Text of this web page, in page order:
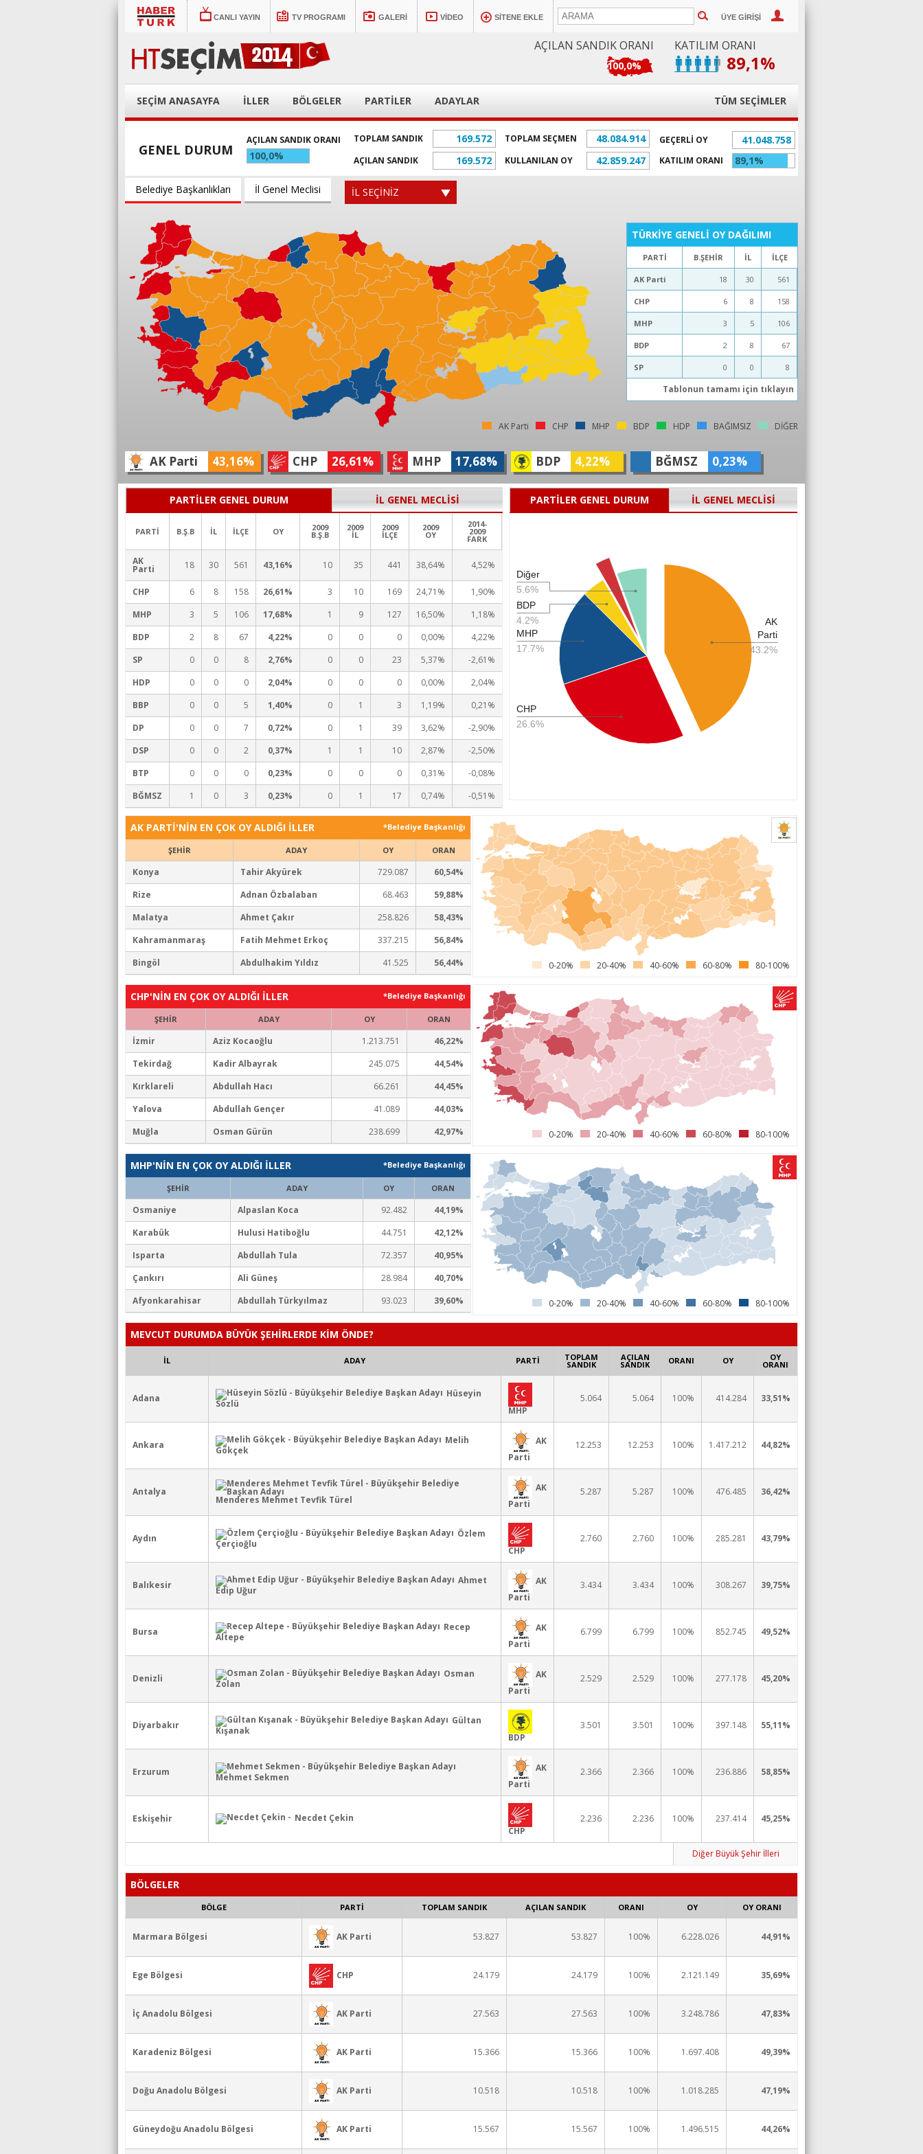
CANLI YAYIN TV PROGRAMI GALERİ VİDEO SİTENE EKLE ÜYE GİRİŞİ
AÇILAN SANDIK ORANI
100,0%
KATILIM ORANI
89,1%
SEÇİM ANASAYFA İLLER BÖLGELER PARTİLER ADAYLAR TÜM SEÇİMLER
GENEL DURUM
AÇILAN SANDIK ORANI
100,0%
TOPLAM SANDIK 169.572
AÇILAN SANDIK 169.572
TOPLAM SEÇMEN 48.084.914
KULLANILAN OY 42.859.247
GEÇERLİ OY 41.048.758
KATILIM ORANI 89,1%
Belediye Başkanlıkları İl Genel Meclisi İL SEÇİNİZ
TÜRKİYE GENELİ OY DAĞILIMI
PARTİ B.ŞEHİR İL İLÇE
AK Parti 18 30 561
CHP 6 8 158
MHP 3 5 106
BDP 2 8 67
SP 0 0 8
Tablonun tamamı için tıklayın
AK Parti 43,16% CHP 26,61% MHP 17,68% BDP 4,22% BĞMSZ 0,23%
AK Parti CHP MHP BDP HDP BAĞIMSIZ DİĞER
PARTİLER GENEL DURUM İL GENEL MECLİSİ
PARTİ B.Ş.B İL İLÇE OY 2009
B.Ş.B
2009
İL
2009
İLÇE
2009
OY
2014-
2009
FARK
AK
Parti 18 30 561 43,16% 10 35 441 38,64% 4,52%
CHP 6 8 158 26,61% 3 10 169 24,71%
1,90%
MHP
3 5 106 17,68% 1 9 127 16,50%
1,18%
BDP
2 8 67 4,22% 0 0 0 0,00%
4,22%
SP
0 0 8 2,76% 0 0 23 5,37%
-2,61%
HDP
0 0 0 2,04% 0 0 0 0,00%
2,04%
BBP
0 0 5 1,40% 0 1 3 1,19%
0,21%
DP
0 0 7 0,72% 0 1 39 3,62%
-2,90%
DSP
0 0 2 0,37% 1 1 10 2,87%
-2,50%
BTP
0 0 0 0,23% 0 0 0 0,31%
-0,08%
BĞMSZ
1 0 3 0,23% 0 1 17 0,74% -0,51%
PARTİLER GENEL DURUM İL GENEL MECLİSİ
AK
Parti
43.2%
CHP
26.6%
MHP
17.7%
BDP
4.2%
Diğer
5.6%
AK PARTİ'NİN EN ÇOK OY ALDIĞI İLLER *Belediye Başkanlığı
ŞEHİR ADAY OY ORAN
Konya Tahir Akyürek 729.087
60,54%
Rize
Adnan Özbalaban 68.463
59,88%
Malatya
Ahmet Çakır 258.826
58,43%
Kahramanmaraş
Fatih Mehmet Erkoç 337.215
56,84%
Bingöl
Abdulhakim Yıldız 41.525 56,44% 0-20% 20-40% 40-60% 60-80% 80-100%
CHP'NİN EN ÇOK OY ALDIĞI İLLER *Belediye Başkanlığı
ŞEHİR ADAY OY ORAN
İzmir Aziz Kocaoğlu 1.213.751
46,22%
Tekirdağ
Kadir Albayrak 245.075
44,54%
Kırklareli
Abdullah Hacı 66.261
44,45%
Yalova
Abdullah Gençer 41.089
44,03%
Muğla
Osman Gürün 238.699 42,97% 0-20% 20-40% 40-60% 60-80% 80-100%
MHP'NİN EN ÇOK OY ALDIĞI İLLER *Belediye Başkanlığı
ŞEHİR ADAY OY ORAN
Osmaniye Alpaslan Koca 92.482
44,19%
Karabük
Hulusi Hatiboğlu 44.751
42,12%
Isparta
Abdullah Tula 72.357
40,95%
Çankırı
Ali Güneş 28.984
40,70%
Afyonkarahisar
Abdullah Türkyılmaz 93.023 39,60% 0-20% 20-40% 40-60% 60-80% 80-100%
MEVCUT DURUMDA BÜYÜK ŞEHİRLERDE KİM ÖNDE?
İL ADAY PARTİ TOPLAM
SANDIK
AÇILAN
SANDIK ORANI OY OY
ORANI
Adana
Hüseyin
Sözlü
MHP
5.064 5.064 100% 414.284 33,51%
Ankara
Melih
Gökçek
AK
Parti
12.253 12.253 100% 1.417.212 44,82%
Antalya
Menderes Mehmet Tevfik Türel
AK
Parti
5.287 5.287 100% 476.485 36,42%
Aydın
Özlem
Çerçioğlu
CHP
2.760 2.760 100% 285.281 43,79%
Balıkesir
Ahmet
Edip Uğur
AK
Parti
3.434 3.434 100% 308.267 39,75%
Bursa
Recep
Altepe
AK
Parti
6.799 6.799 100% 852.745 49,52%
Denizli
Osman
Zolan
AK
Parti
2.529 2.529 100% 277.178 45,20%
Diyarbakır
Gültan
Kışanak
BDP
3.501 3.501 100% 397.148 55,11%
Erzurum Mehmet Sekmen
AK
Parti
2.366 2.366 100% 236.886 58,85%
Eskişehir
Necdet Çekin
CHP
2.236 2.236 100% 237.414 45,25%
Diğer Büyük Şehir İlleri
BÖLGELER
BÖLGE PARTİ TOPLAM SANDIK AÇILAN SANDIK ORANI OY OY ORANI
Marmara Bölgesi AK Parti 53.827 53.827 100% 6.228.026 44,91%
Ege Bölgesi CHP 24.179 24.179 100% 2.121.149 35,69%
İç Anadolu Bölgesi AK Parti 27.563 27.563 100% 3.248.786 47,83%
Karadeniz Bölgesi AK Parti 15.366 15.366 100% 1.697.408 49,39%
Doğu Anadolu Bölgesi AK Parti 10.518 10.518 100% 1.018.285 47,19%
Güneydoğu Anadolu Bölgesi AK Parti 15.567 15.567 100% 1.496.515 44,26%